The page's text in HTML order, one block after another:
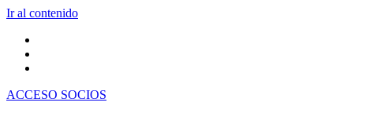
Ir al contenido
ACCESO SOCIOS